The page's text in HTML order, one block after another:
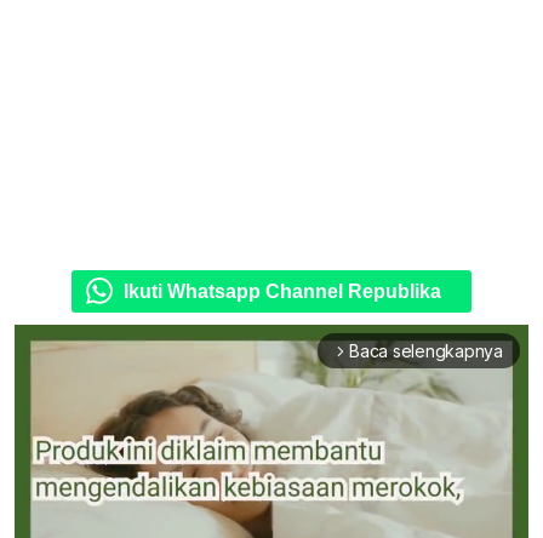
Ikuti Whatsapp Channel Republika
arrow_forward_ios Baca selengkapnya